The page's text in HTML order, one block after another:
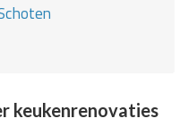
keukenrenovaties